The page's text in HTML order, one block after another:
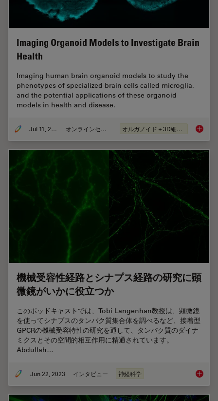
Imaging Organoid Models to Investigate Brain
Health
Imaging human brain organoid models to study the
phenotypes of specialized brain cells called microglia,
and the potential applications of these organoid
models in health and disease.
Jul 11, 2023 オンラインセミナー オルガノイド＋3D細胞培養
機械受容性経路とシナプス経路の研究に顕
微鏡がいかに役立つか
このポッドキャストでは、Tobi Langenhan教授は、顕微鏡
を使ってシナプスのタンパク質集合体を調べるなど、接着型
GPCRの機械受容特性の研究を通して、タンパク質のダイナ
ミクスとその空間的相互作用に精通されています。
Abdullah…
Jun 22, 2023 インタビュー 神経科学 機械受